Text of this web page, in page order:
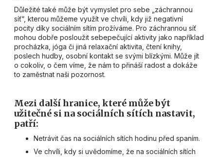
Důležité také může být vymyslet pro sebe „záchrannou
síť“, kterou můžeme využít ve chvíli, kdy již negativní
pocity díky sociálním sítím prožíváme. Pro záchrannou síť
mohou dobře posloužit sebepečující aktivity jako například
procházka, jóga či jiná relaxační aktivita, čtení knihy,
poslech hudby, osobní kontakt se svými blízkými. Může jít
o cokoliv, o čem víme, že nám to přináší radost a dokáže
to zaměstnat naši pozornost.
Mezi další hranice, které může být
užitečné si na sociálních sítích nastavit,
patří:
Netrávit čas na sociálních sítích hodinu před spaním.
Ve chvíli, kdy si uvědomíme, že na sociálních sítích